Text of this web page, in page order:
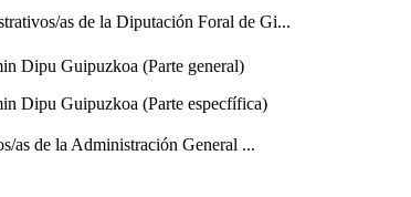
as de la Diputación Foral de Gi...
Dipu Guipuzkoa (Parte general)
Dipu Guipuzkoa (Parte especfífica)
as de la Administración General ...